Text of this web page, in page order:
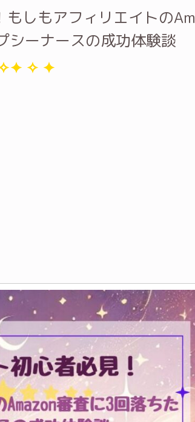
しもアフィリエイトのAm
シーナースの成功体験談